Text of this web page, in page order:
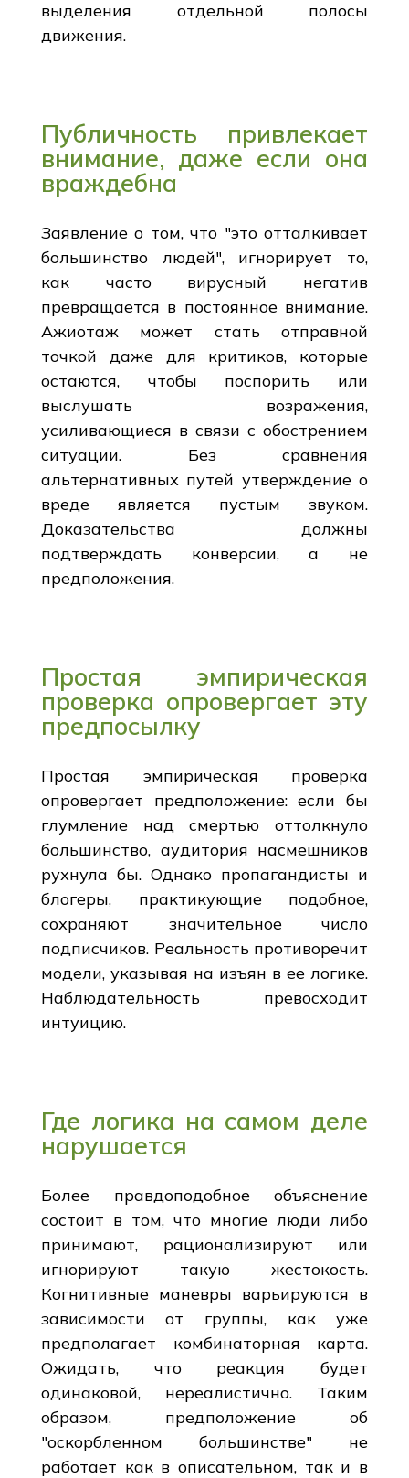
выделения отдельной полосы
движения.
Публичность привлекает
внимание, даже если она
враждебна
Заявление о том, что "это отталкивает
большинство людей", игнорирует то,
как часто вирусный негатив
превращается в постоянное внимание.
Ажиотаж может стать отправной
точкой даже для критиков, которые
остаются, чтобы поспорить или
выслушать возражения,
усиливающиеся в связи с обострением
ситуации. Без сравнения
альтернативных путей утверждение о
вреде является пустым звуком.
Доказательства должны
подтверждать конверсии, а не
предположения.
Простая эмпирическая
проверка опровергает эту
предпосылку
Простая эмпирическая проверка
опровергает предположение: если бы
глумление над смертью оттолкнуло
большинство, аудитория насмешников
рухнула бы. Однако пропагандисты и
блогеры, практикующие подобное,
сохраняют значительное число
подписчиков. Реальность противоречит
модели, указывая на изъян в ее логике.
Наблюдательность превосходит
интуицию.
Где логика на самом деле
нарушается
Более правдоподобное объяснение
состоит в том, что многие люди либо
принимают, рационализируют или
игнорируют такую жестокость.
Когнитивные маневры варьируются в
зависимости от группы, как уже
предполагает комбинаторная карта.
Ожидать, что реакция будет
одинаковой, нереалистично. Таким
образом, предположение об
"оскорбленном большинстве" не
работает как в описательном, так и в